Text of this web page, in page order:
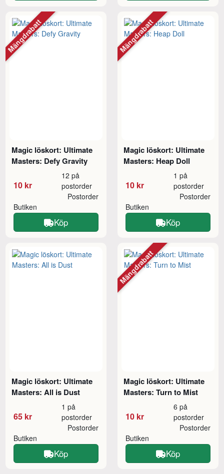
Magic löskort: Ultimate
Masters: Defy Gravity
10 kr
12 på
postorder
Butiken
Postorder
Köp
Mängdrabatt
Magic löskort: Ultimate
Masters: Heap Doll
10 kr
1 på
postorder
Butiken
Postorder
Köp
Mängdrabatt
Magic löskort: Ultimate
Masters: All is Dust
65 kr
1 på
postorder
Butiken
Postorder
Köp
Magic löskort: Ultimate
Masters: Turn to Mist
10 kr
6 på
postorder
Butiken
Postorder
Köp
Mängdrabatt